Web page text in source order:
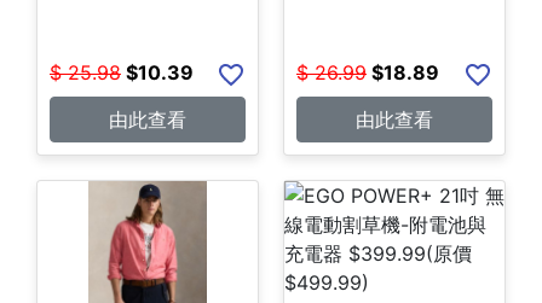
$ 25.98 $10.39
由此查看
$ 26.99 $18.89
由此查看